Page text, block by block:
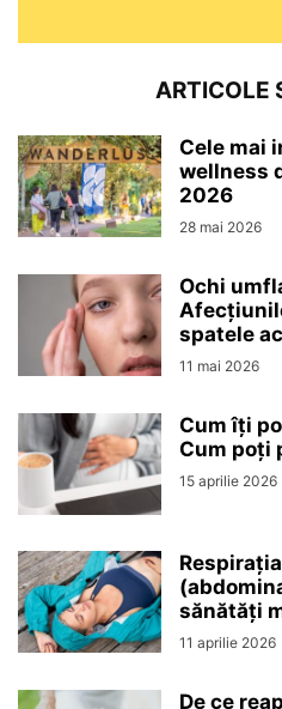
ARTICOLE
Cele mai
wellness
2026
28 mai 2026
Ochi
spatele
11 mai 2026
Cum îți
Cum poți
15 aprilie 2026
sănătăți
11 aprilie 2026
De ce